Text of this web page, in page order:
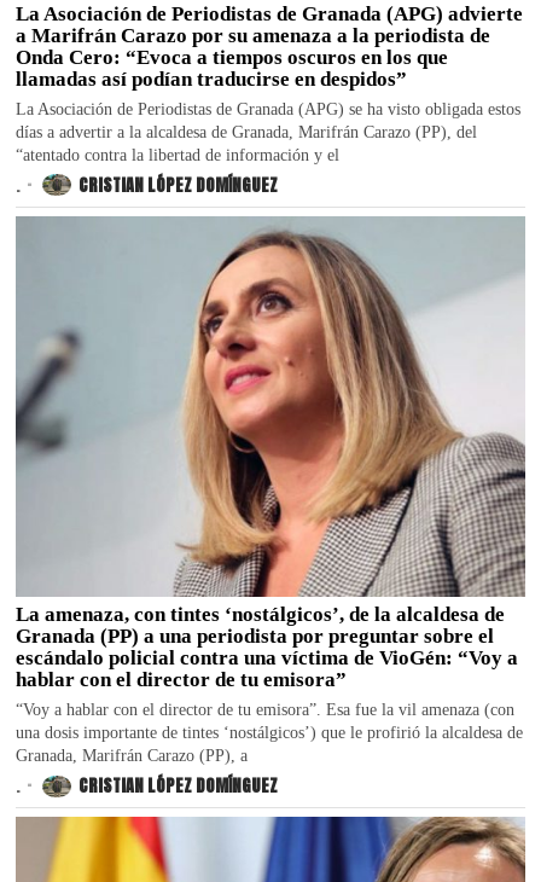
La Asociación de Periodistas de Granada (APG) advierte
a Marifrán Carazo por su amenaza a la periodista de
Onda Cero: “Evoca a tiempos oscuros en los que
llamadas así podían traducirse en despidos”
La Asociación de Periodistas de Granada (APG) se ha visto obligada estos
días a advertir a la alcaldesa de Granada, Marifrán Carazo (PP), del
“atentado contra la libertad de información y el
. CRISTIAN LÓPEZ DOMÍNGUEZ
La amenaza, con tintes ‘nostálgicos’, de la alcaldesa de
Granada (PP) a una periodista por preguntar sobre el
escándalo policial contra una víctima de VioGén: “Voy a
hablar con el director de tu emisora”
“Voy a hablar con el director de tu emisora”. Esa fue la vil amenaza (con
una dosis importante de tintes ‘nostálgicos’) que le profirió la alcaldesa de
Granada, Marifrán Carazo (PP), a
. CRISTIAN LÓPEZ DOMÍNGUEZ